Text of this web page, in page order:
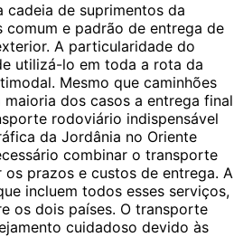
de suprimentos da
e padrão de entrega de
A particularidade do
utilizá-lo em toda a rota da
Mesmo que caminhões
dos casos a entrega final
rodoviário indispensável
da Jordânia no Oriente
combinar o transporte
prazos e custos de entrega. A
incluem todos esses serviços,
os dois países. O transporte
cuidadoso devido às